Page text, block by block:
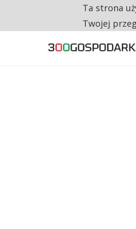
CO TRZECIĄ
Ta strona
Twojej